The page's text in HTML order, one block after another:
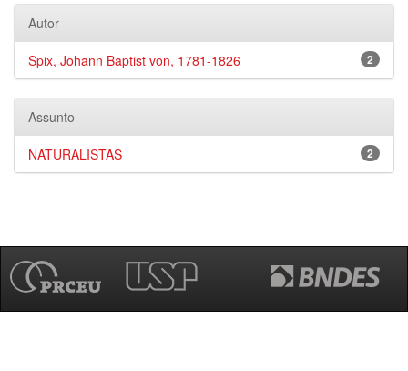
Autor
2
Spix, Johann Baptist von, 1781-1826
Assunto
2
NATURALISTAS